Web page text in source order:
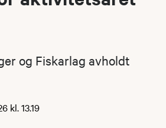
og Fiskarlag avholdt
kl. 13.19